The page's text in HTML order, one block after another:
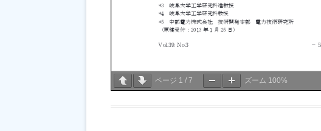
ページ 1 / 7 ズーム 100%